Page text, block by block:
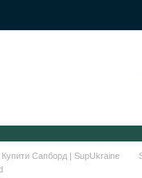
Купити Сапборд | SupUkraine